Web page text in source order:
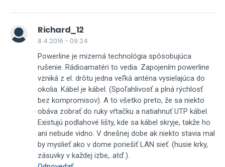
Richard_12
8.4.2016 - 09:24
Powerline je mizerná technológia spôsobujúca
rušenie. Rádioamatéri to vedia. Zapojením powerline
vzniká z el. drôtu jedna veľká anténa vysielajúca do
okolia. Kábel je kábel. (Spoľahlivosť a plná rýchlosť
bez kompromisov). A to všetko preto, že sa niekto
obáva zobrať do ruky vŕtačku a natiahnuť UTP kábel.
Existujú podlahové lišty, kde sa kábel skryje, takže ho
ani nebude vidno. V dnešnej dobe ak niekto stavia mal
by myslieť ako v dome poriešiť LAN sieť. (husie krky,
zásuvky v každej izbe,..atď.).